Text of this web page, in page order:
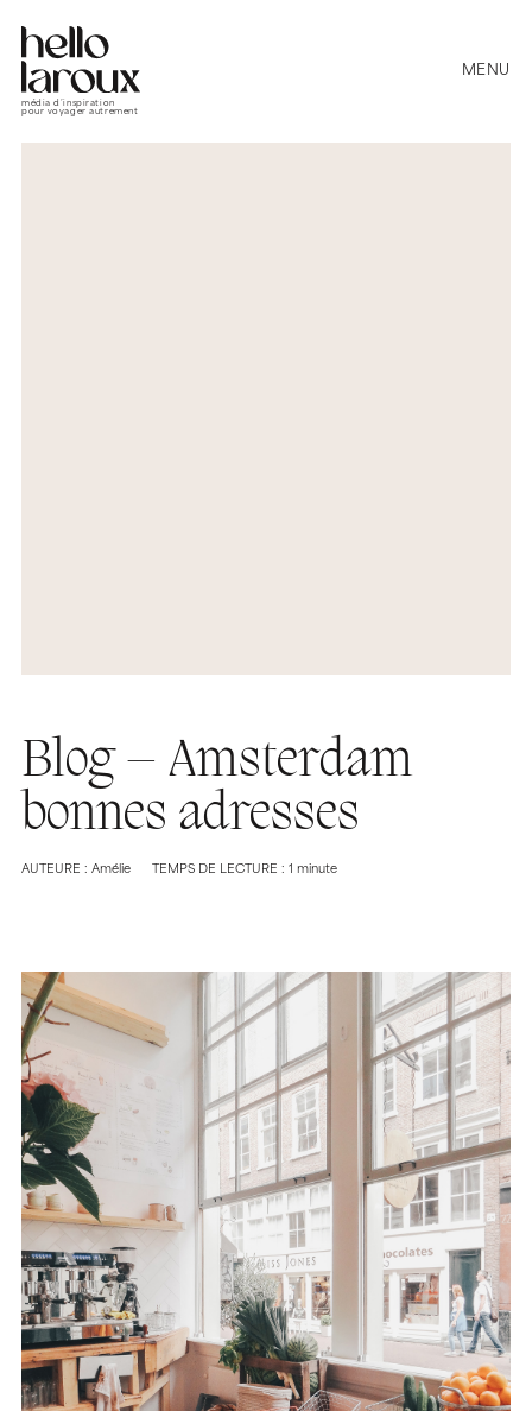
média d’inspiration
pour voyager autrement
MENU
Blog – Amsterdam
bonnes adresses
AUTEURE : Amélie TEMPS DE LECTURE : 1 minute